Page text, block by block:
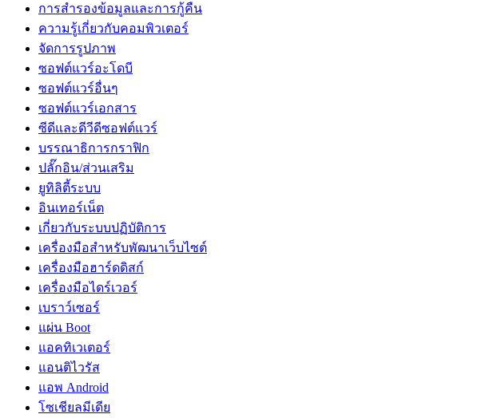
การสำรองข้อมูลและการกู้คืน
ความรู้เกี่ยวกับคอมพิวเตอร์
จัดการรูปภาพ
ซอฟต์แวร์อะโดบี
ซอฟต์แวร์อื่นๆ
ซอฟต์แวร์เอกสาร
ซีดีและดีวีดีซอฟต์แวร์
บรรณาธิการกราฟิก
ปลั๊กอิน/ส่วนเสริม
ยูทิลิตี้ระบบ
อินเทอร์เน็ต
เกี่ยวกับระบบปฏิบัติการ
เครื่องมือสำหรับพัฒนาเว็บไซต์
เครื่องมือฮาร์ดดิสก์
เครื่องมือไดร์เวอร์
เบราว์เซอร์
แผ่น Boot
แอคทิเวเตอร์
แอนติไวรัส
แอพ Android
โซเชียลมีเดีย